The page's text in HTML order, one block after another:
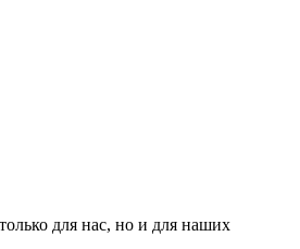
для нас, но и для наших